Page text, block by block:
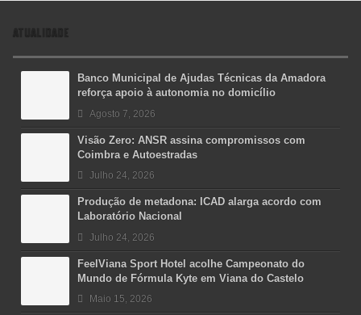
ATUALIDADE
Banco Municipal de Ajudas Técnicas da Amadora
reforça apoio à autonomia no domicílio
Agosto 7, 2026
Visão Zero: ANSR assina compromissos com
Coimbra e Autoestradas
Julho 24, 2026
Produção de metadona: ICAD alarga acordo com
Laboratório Nacional
Julho 24, 2026
FeelViana Sport Hotel acolhe Campeonato do
Mundo de Fórmula Kyte em Viana do Castelo
Maio 15, 2026